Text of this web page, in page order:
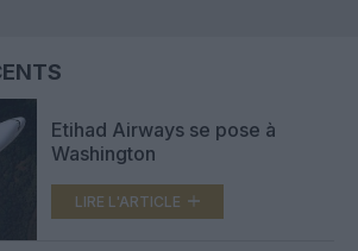
Etihad Airways se pose à
Washington
LIRE L'ARTICLE